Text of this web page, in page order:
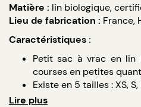
Matière : lin biologique,
Lieu de fabrication : France,
Caractéristiques :
Petit sac à vrac en lin
courses en petites
Existe en 5 tailles : XS, S,
Délais de livraison : 2
Lire plus